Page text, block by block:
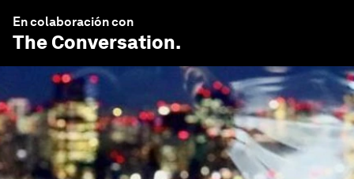
En colaboración con
The Conversation.